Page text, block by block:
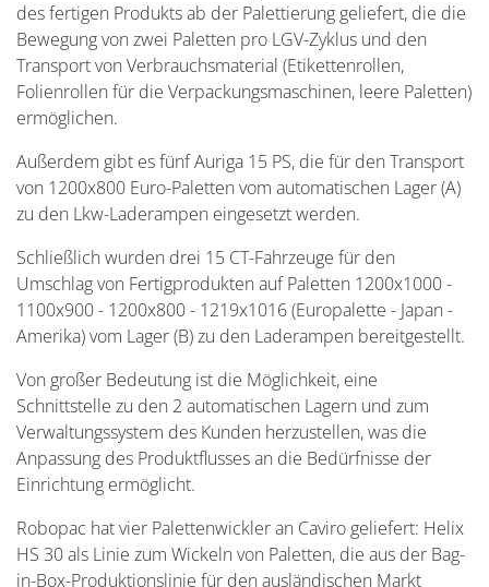
des fertigen Produkts ab der Palettierung geliefert, die die
Bewegung von zwei Paletten pro LGV-Zyklus und den
Transport von Verbrauchsmaterial (Etikettenrollen,
Folienrollen für die Verpackungsmaschinen, leere Paletten)
ermöglichen.
Außerdem gibt es fünf Auriga 15 PS, die für den Transport
von 1200x800 Euro-Paletten vom automatischen Lager (A)
zu den Lkw-Laderampen eingesetzt werden.
Schließlich wurden drei 15 CT-Fahrzeuge für den
Umschlag von Fertigprodukten auf Paletten 1200x1000 -
1100x900 - 1200x800 - 1219x1016 (Europalette - Japan -
Amerika) vom Lager (B) zu den Laderampen bereitgestellt.
Von großer Bedeutung ist die Möglichkeit, eine
Schnittstelle zu den 2 automatischen Lagern und zum
Verwaltungssystem des Kunden herzustellen, was die
Anpassung des Produktflusses an die Bedürfnisse der
Einrichtung ermöglicht.
Robopac hat vier Palettenwickler an Caviro geliefert: Helix
HS 30 als Linie zum Wickeln von Paletten, die aus der Bag-
in-Box-Produktionslinie für den ausländischen Markt